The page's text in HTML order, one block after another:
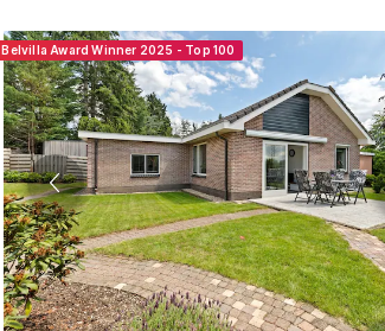
Belvilla Award Winner 2025 - Top 100